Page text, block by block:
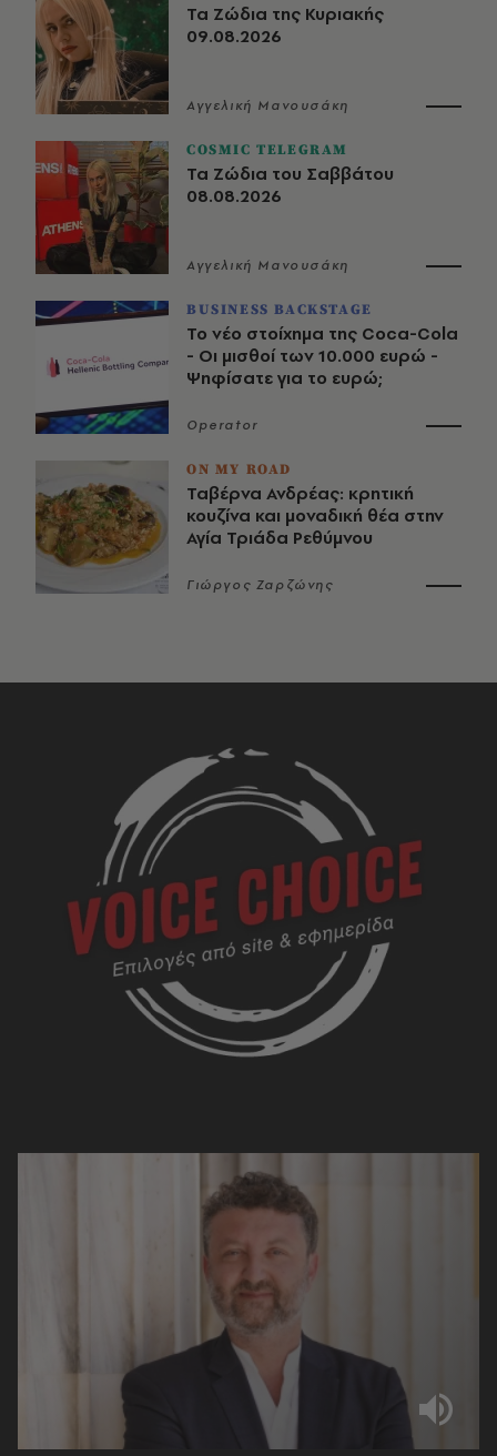
Τα Ζώδια της Κυριακής
09.08.2026
Αγγελική Μανουσάκη
COSMIC TELEGRAM
Τα Ζώδια του Σαββάτου
08.08.2026
Αγγελική Μανουσάκη
BUSINESS BACKSTAGE
Το νέο στοίχημα της Coca-Cola
- Οι μισθοί των 10.000 ευρώ -
Ψηφίσατε για το ευρώ;
Operator
ON MY ROAD
Ταβέρνα Ανδρέας: κρητική
κουζίνα και μοναδική θέα στην
Αγία Τριάδα Ρεθύμνου
Γιώργος Ζαρζώνης